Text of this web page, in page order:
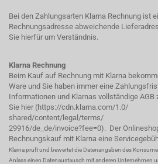
Bei den Zahlungsarten Klarna Rechnung ist
Rechnungsadresse abweichende
Sie hierfür um Verständnis.
Klarna Rechnung
Beim Kauf auf Rechnung mit Klarna
Ware und Sie haben immer eine
Informationen und Klarnas vollständige
Sie hier (https://cdn.klarna.com/1.0/
shared/content/legal/terms/
29916/de_de/invoice?fee=0). Der
Rechnungskauf mit Klarna eine
Klarna prüft und bewertet die Datenangaben des
Anlass einen Datenaustausch mit anderen Unternehmen